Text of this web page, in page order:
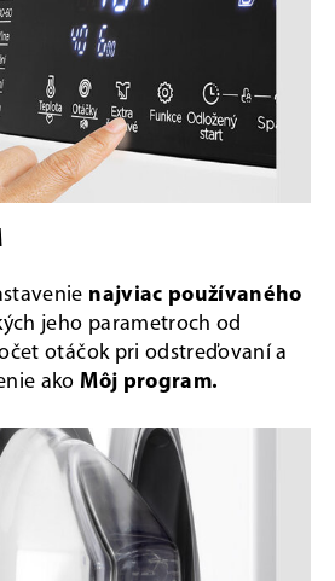
najviac používaného
jeho parametroch od
otáčok pri odstreďovaní a
ako Môj program.